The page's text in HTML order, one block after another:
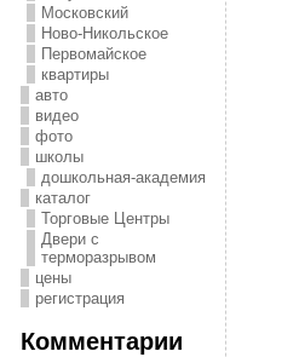
Московский
Ново-Никольское
Первомайское
квартиры
авто
видео
фото
школы
дошкольная-академия
каталог
Торговые Центры
Двери с
терморазрывом
цены
регистрация
Комментарии